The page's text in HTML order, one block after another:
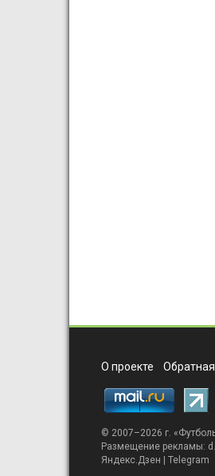
О проекте
© 2007–2026 г. «
Размещение рекламы:
Яндекс.Дзен | Telegram